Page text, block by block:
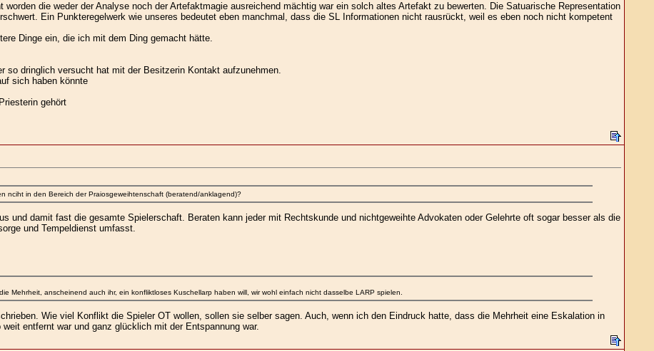
worden die weder der Analyse noch der Artefaktmagie ausreichend mächtig war ein solch altes Artefakt zu bewerten. Die Satuarische Representation
Ein Punkteregelwerk wie unseres bedeutet eben manchmal, dass die SL Informationen nicht rausrückt, weil es eben noch nicht kompetent
Dinge ein, die ich mit dem Ding gemacht hätte.
so dringlich versucht hat mit der Besitzerin Kontakt aufzunehmen.
sich haben könnte
gehört
nciht in den Bereich der Praiosgeweihtenschaft (beratend/anklagend)?
und damit fast die gesamte Spielerschaft. Beraten kann jeder mit Rechtskunde und nichtgeweihte Advokaten oder Gelehrte oft sogar besser als die
und Tempeldienst umfasst.
Mehrheit, anscheinend auch ihr, ein konfliktloses Kuschellarp haben will, wir wohl einfach nicht dasselbe LARP spielen.
Wie viel Konflikt die Spieler OT wollen, sollen sie selber sagen. Auch, wenn ich den Eindruck hatte, dass die Mehrheit eine Eskalation in
entfernt war und ganz glücklich mit der Entspannung war.